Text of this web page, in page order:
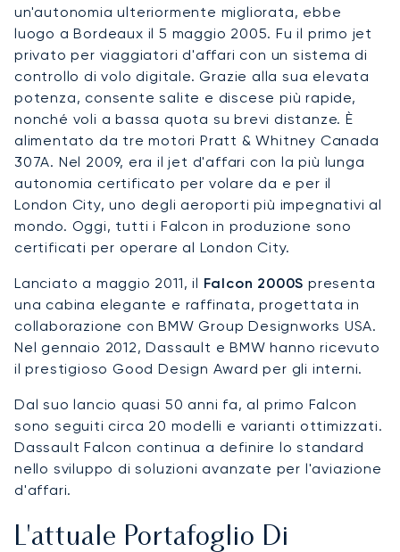
un'autonomia ulteriormente migliorata, ebbe
luogo a Bordeaux il 5 maggio 2005. Fu il primo jet
privato per viaggiatori d'affari con un sistema di
controllo di volo digitale. Grazie alla sua elevata
potenza, consente salite e discese più rapide,
nonché voli a bassa quota su brevi distanze. È
alimentato da tre motori Pratt & Whitney Canada
307A. Nel 2009, era il jet d'affari con la più lunga
autonomia certificato per volare da e per il
London City, uno degli aeroporti più impegnativi al
mondo. Oggi, tutti i Falcon in produzione sono
certificati per operare al London City.
Lanciato a maggio 2011, il Falcon 2000S presenta
una cabina elegante e raffinata, progettata in
collaborazione con BMW Group Designworks USA.
Nel gennaio 2012, Dassault e BMW hanno ricevuto
il prestigioso Good Design Award per gli interni.
Dal suo lancio quasi 50 anni fa, al primo Falcon
sono seguiti circa 20 modelli e varianti ottimizzati.
Dassault Falcon continua a definire lo standard
nello sviluppo di soluzioni avanzate per l'aviazione
d'affari.
L'attuale Portafoglio Di